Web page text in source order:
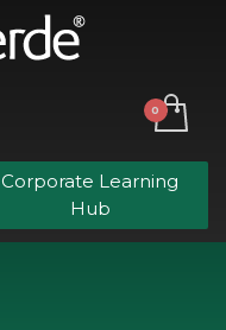
Corporate Learning
Hub